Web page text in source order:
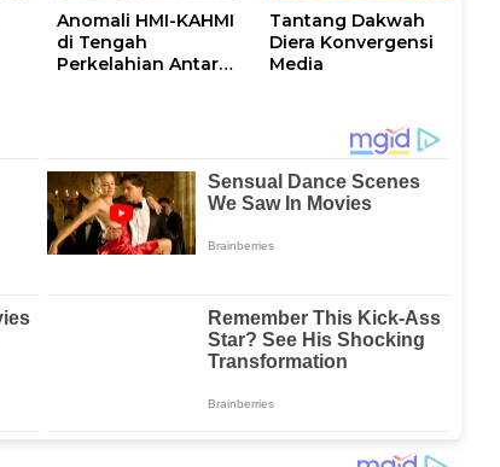
Anomali HMI-KAHMI
di Tengah
Perkelahian Antar
Tantang Dakwah
Diera Konvergensi
Media